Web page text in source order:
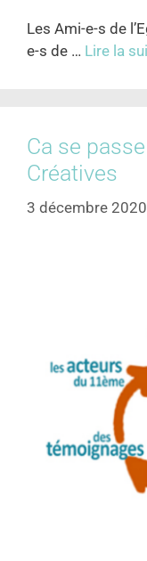
Les Ami-e-s de
e-s de … Lire la
Ca se
Créatives
3 décembre 2020